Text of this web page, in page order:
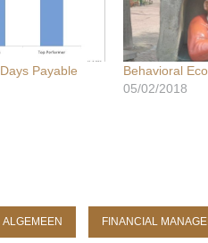
Payable
Behavioral
05/02/2018
ALGEMEEN FINANCIAL